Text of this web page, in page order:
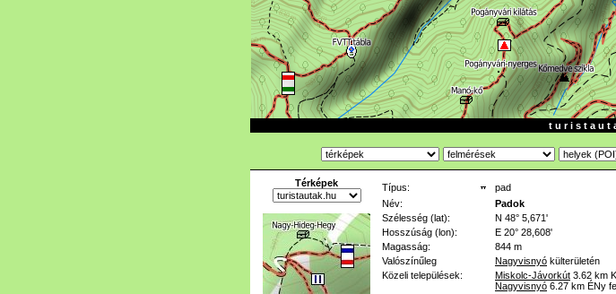
t u r i s t a u t
Térképek Típus: pad
Név:
Padok
Szélesség (lat):
N 48° 5,671'
Hosszúság (lon):
E 20° 28,608'
Magasság:
844 m
Valószínűleg
Nagyvisnyó külterületén
Közeli települések:
Miskolc-Jávorkút 3.62 km
Nagyvisnyó 6.27 km ÉNy